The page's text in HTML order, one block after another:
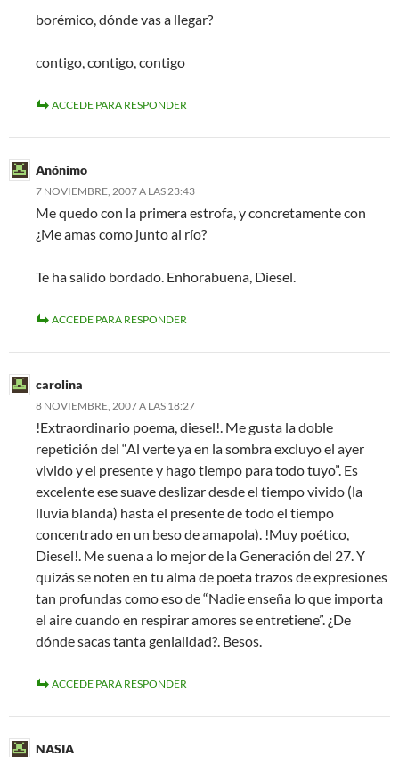
borémico, dónde vas a llegar?
contigo, contigo, contigo
ACCEDE PARA RESPONDER
Anónimo
7 NOVIEMBRE, 2007 A LAS 23:43
Me quedo con la primera estrofa, y concretamente con
¿Me amas como junto al río?
Te ha salido bordado. Enhorabuena, Diesel.
ACCEDE PARA RESPONDER
carolina
8 NOVIEMBRE, 2007 A LAS 18:27
!Extraordinario poema, diesel!. Me gusta la doble
repetición del “Al verte ya en la sombra excluyo el ayer
vivido y el presente y hago tiempo para todo tuyo”. Es
excelente ese suave deslizar desde el tiempo vivido (la
lluvia blanda) hasta el presente de todo el tiempo
concentrado en un beso de amapola). !Muy poético,
Diesel!. Me suena a lo mejor de la Generación del 27. Y
quizás se noten en tu alma de poeta trazos de expresiones
tan profundas como eso de “Nadie enseña lo que importa
el aire cuando en respirar amores se entretiene”. ¿De
dónde sacas tanta genialidad?. Besos.
ACCEDE PARA RESPONDER
NASIA